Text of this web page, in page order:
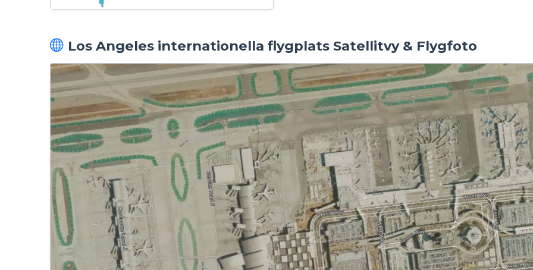
Los Angeles internationella flygplats Satellitvy & Flygfoto